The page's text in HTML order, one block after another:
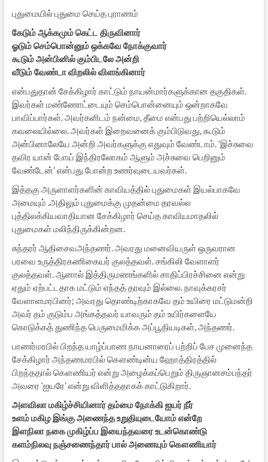
புதுமையில் புதுமை செய்த புராணம்
கேடும் ஆக்கமும் கெட்ட திருவினார்
ஓடும் செம்பொன்னும் ஒக்கவே நோக்குவார்
கூடும் அன்பினில் கும்பிடலே அன்றி
வீடும் வேண்டா விறலில் விளங்கினார்
என்பதுதான் சேக்கிழார் காட்டும் நாயன்மார்களுக்கான தகுதிகள்.
இவர்கள் மண்ணோட்டையும் செம்பொன்னையும் ஒன்றாகவே
பாவிப்பார்கள். அவர்களிடம் நன்மை, தீமை என்பது பற்றியெல்லாம்
கவலையில்லை. அவர்கள் இறைவனைக் கும்பிடுவது, கூடும்
அன்பினாலேயே அன்றி அவர்களுக்கு எதுவும் வேண்டாம். ‘இச்சுவை
தவிர யான் போய் இந்திரலோகம் ஆளும் அச்சுவை பெறினும்
வேண்டேன்’ என்பது போன்ற உணர்வுடையவர்கள்.
இத்தகு அருளாளர்களின் காவியத்தில் புதுமைகள் இயல்பாகவே
அமையும் .அதிலும் புதுமைக்கு முதன்மை தரவல்ல
புத்திலக்கியவாதியான சேக்கிழார் செய்த காவியமாதலில்
புதுமைகள் மலிந்திருக்கின்றன.
சுந்தரர் ஆதிசைவஅந்தணர். அவரது மனைவியருள் ஒருவரான
பரவை உருத்திரகணிகையர் குலத்தவள். சங்கிலி வேளாளர்
குலத்தவள். ஆனால் இத்திருமணங்களில் சாதிப்பிரச்சினை என்று
ஏதும் ஏற்பட்டதாக மட்டும் எந்தத் தரவும் இல்லை. நாவுக்கரசர்
வேளாளமரபினர்; அவரது தொண்டிற்காகவே தம் உயிரை மட்டுமன்றி
அவர் தம் குடும்ப அங்கத்தவர் யாவரும் தம் உயிர்களையே
கொடுக்கத் துணிந்த பெருமைமிக்க அப்பூதியடிகள், அந்தணர்.
பாணர்மரபில் பிறந்த யாழ்ப்பாண நாயனாரைப் பற்றிப் பேச முனைந்த
சேக்கிழார் அந்தணமரபில் கௌண்டின்ய ஹோத்திரத்தில்
பிறந்ததால் கௌணியர் என்று அழைக்கப்பெறும் திருஞானசம்பந்தர்
அவரை ‘ஐயரே’ என்று விளித்ததாகக் காட்டுகிறார்.
அளவிலா மகிழ்ச்சியினார் தம்மை நோக்கி ஐயர் நீர்
உளம் மகிழ இங்கு அணைந்த உறுதியுடையோம் என்றே
இளநிலா நகை முகிழ்ப்ப இயைந்தவரை உடன்கொண்டு
களம்நிலவு நஞ்சணைந்தார் பால் அணையும் கௌணியார்